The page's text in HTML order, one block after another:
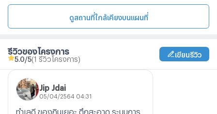
ดูสถานที่ใกล้เคียงบนแผนที่
รีวิวของโครงการ
5.0 /5(1 รีวิวโครงการ)
เขียนรีวิว
Jip Jdai
05/04/2564 04:31
ทำเลดี ของกินเยอะ ตึกสะอาด ระบบการ